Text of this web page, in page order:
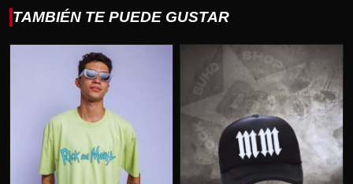
TAMBIÉN TE PUEDE GUSTAR